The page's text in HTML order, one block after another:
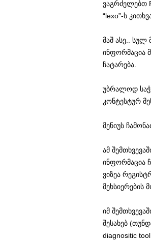
ვაგრძელებთ
“lexo”-ს
მაშ ასე.. სულ
ინფორმაცია
ჩატარება.
უბრალოდ
კონტესტურ
მენიუს
ამ
ინფორმაცია
ვიზეა
მეხსიერების
იმ
შესახებ
diagnositic